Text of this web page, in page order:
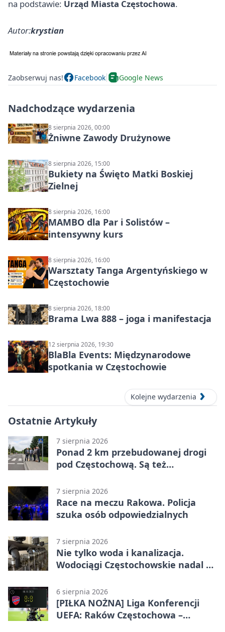
na podstawie: Urząd Miasta Częstochowa.
Autor:krystian
Zaobserwuj nas! Facebook Google News
Nadchodzące wydarzenia
8 sierpnia 2026, 00:00
Żniwne Zawody Drużynowe
8 sierpnia 2026, 15:00
Bukiety na Święto Matki Boskiej
Zielnej
8 sierpnia 2026, 16:00
MAMBO dla Par i Solistów –
intensywny kurs
8 sierpnia 2026, 16:00
Warsztaty Tanga Argentyńskiego w
Częstochowie
8 sierpnia 2026, 18:00
Brama Lwa 888 – joga i manifestacja
12 sierpnia 2026, 19:30
BlaBla Events: Międzynarodowe
spotkania w Częstochowie
Kolejne wydarzenia
Ostatnie Artykuły
7 sierpnia 2026
Ponad 2 km przebudowanej drogi
pod Częstochową. Są też
7 sierpnia 2026
Race na meczu Rakowa. Policja
szuka osób odpowiedzialnych
7 sierpnia 2026
Nie tylko woda i kanalizacja.
Wodociągi Częstochowskie nadal w
6 sierpnia 2026
[PIŁKA NOŻNA] Liga Konferencji
UEFA: Raków Częstochowa –